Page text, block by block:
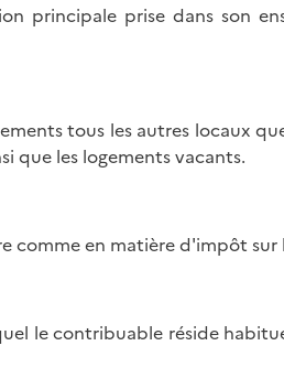
principale prise dans son
tous les autres locaux
que les logements vacants.
en matière d'impôt sur
le contribuable réside